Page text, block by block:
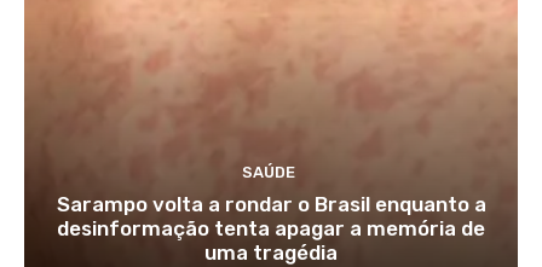
SAÚDE
Sarampo volta a rondar o Brasil enquanto a
desinformação tenta apagar a memória de
uma tragédia